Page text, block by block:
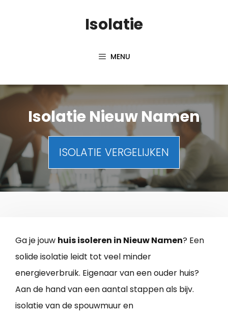
Isolatie
MENU
Isolatie Nieuw Namen
ISOLATIE VERGELIJKEN
Ga je jouw huis isoleren in Nieuw Namen? Een
solide isolatie leidt tot veel minder
energieverbruik. Eigenaar van een ouder huis?
Aan de hand van een aantal stappen als bijv.
isolatie van de spouwmuur en